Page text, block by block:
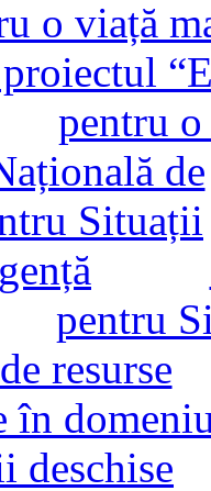
pentru
pentru